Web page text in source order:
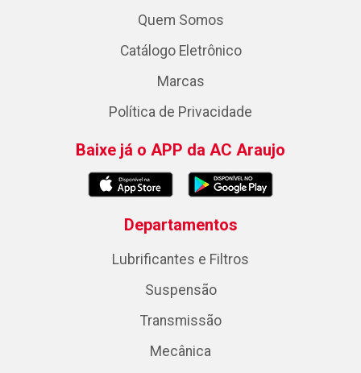
Quem Somos
Catálogo Eletrônico
Marcas
Política de Privacidade
Baixe já o APP da AC Araujo
Departamentos
Lubrificantes e Filtros
Suspensão
Transmissão
Mecânica